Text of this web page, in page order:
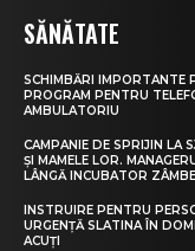
SĂNĂTATE
SCHIMBĂRI IMPORTANTE
PROGRAM PENTRU
AMBULATORIU
CAMPANIE DE SPRIJIN LA
ȘI MAMELE LOR.
LÂNGĂ INCUBATOR
INSTRUIRE PENTRU
URGENȚĂ SLATINA ÎN
ACUȚI